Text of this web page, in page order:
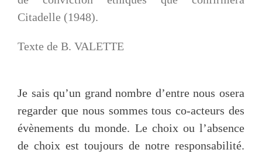
Citadelle (1948).
Texte de B. VALETTE
Je sais qu’un grand nombre d’entre nous osera
regarder que nous sommes tous co-acteurs des
évènements du monde. Le choix ou l’absence
de choix est toujours de notre responsabilité.